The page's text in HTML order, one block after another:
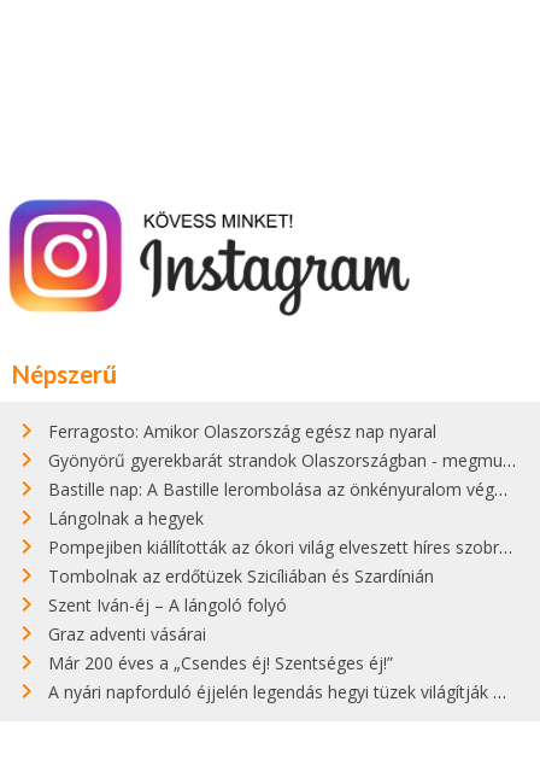
Népszerű
Ferragosto: Amikor Olaszország egész nap nyaral
Gyönyörű gyerekbarát strandok Olaszországban - megmutatjuk a 15 legjobbat
Bastille nap: A Bastille lerombolása az önkényuralom végét jelentette
Lángolnak a hegyek
Pompejiben kiállították az ókori világ elveszett híres szobrának másolatát
Tombolnak az erdőtüzek Szicíliában és Szardínián
Szent Iván-éj – A lángoló folyó
Graz adventi vásárai
Már 200 éves a „Csendes éj! Szentséges éj!”
A nyári napforduló éjjelén legendás hegyi tüzek világítják meg Zugspitzét